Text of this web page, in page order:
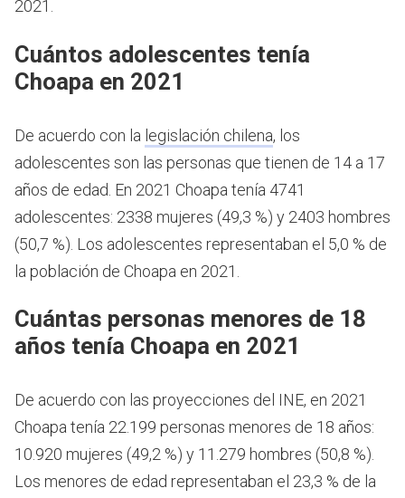
2021.
Cuántos adolescentes tenía
Choapa en 2021
De acuerdo con la legislación chilena, los
adolescentes son las personas que tienen de 14 a 17
años de edad. En 2021 Choapa tenía 4741
adolescentes: 2338 mujeres (49,3 %) y 2403 hombres
(50,7 %). Los adolescentes representaban el 5,0 % de
la población de Choapa en 2021.
Cuántas personas menores de 18
años tenía Choapa en 2021
De acuerdo con las proyecciones del INE, en 2021
Choapa tenía 22.199 personas menores de 18 años:
10.920 mujeres (49,2 %) y 11.279 hombres (50,8 %).
Los menores de edad representaban el 23,3 % de la